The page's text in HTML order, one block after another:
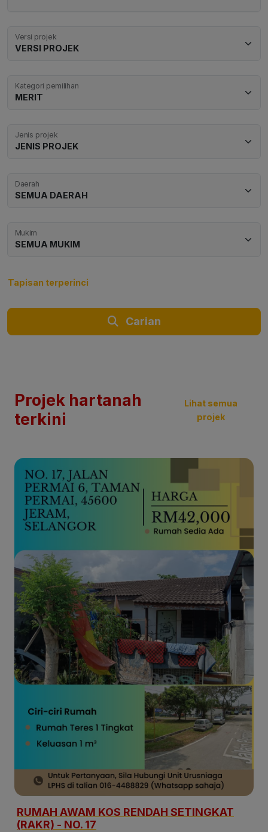
Versi projek
Kategori pemilihan
Jenis projek
Daerah
Mukim
Tapisan terperinci
Carian
Projek hartanah
terkini
Lihat semua
projek
RUMAH AWAM KOS RENDAH SETINGKAT
(RAKR) - NO. 17